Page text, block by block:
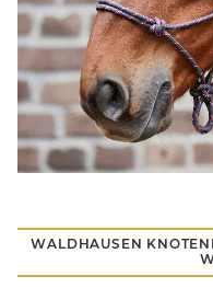
WALDHAUSEN